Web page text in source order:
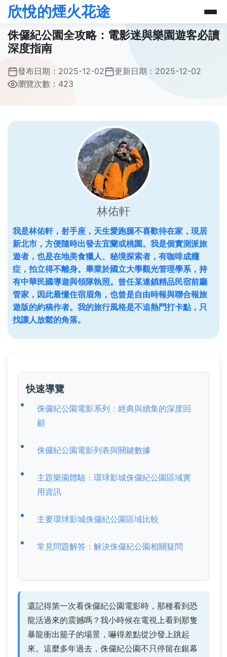
欣悅的煙火花途
侏儸紀公園全攻略：電影迷與樂園遊客必讀
深度指南
發布日期： 2025-12-02 更新日期： 2025-12-02
瀏覽次數：423
林佑軒
我是林佑軒，射手座，天生愛跑腿不喜歡待在家，現居
新北市，方便隨時出發去宜蘭或桃園。我是個實測派旅
遊者，也是在地美食獵人、秘境探索者，有咖啡成癮
症，拍立得不離身。畢業於國立大學觀光管理學系，持
有中華民國導遊與領隊執照。曾任某連鎖精品民宿前廳
管家，因此最懂住宿眉角，也曾是自由時報與聯合報旅
遊版的約稿作者。我的旅行風格是不追熱門打卡點，只
找讓人放鬆的角落。
快速導覽
侏儸紀公園電影系列：經典與續集的深度回
顧
侏儸紀公園電影列表與關鍵數據
主題樂園體驗：環球影城侏儸紀公園區域實
用資訊
主要環球影城侏儸紀公園區域比較
常見問題解答：解決侏儸紀公園相關疑問
還記得第一次看侏儸紀公園電影時，那種看到恐
龍活過來的震撼嗎？我小時候在電視上看到那隻
暴龍衝出籠子的場景，嚇得差點從沙發上跳起
來。這麼多年過去，侏儸紀公園不只停留在銀幕